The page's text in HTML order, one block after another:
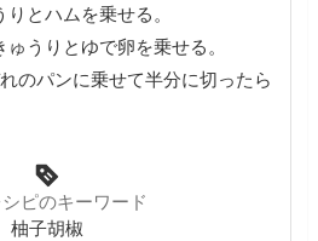
とハムを乗せる。
うりとゆで卵を乗せる。
のパンに乗せて半分に切ったら
ピのキーワード
柚子胡椒